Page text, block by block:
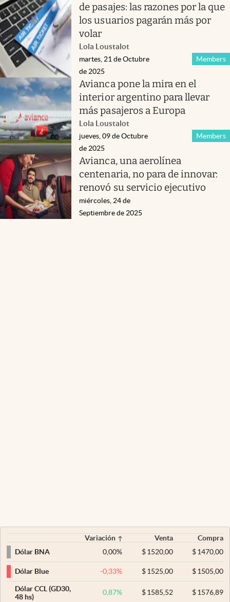
de pasajes: las razones por la que
los usuarios pagarán más por
volar
Lola Loustalot
Members
martes, 21 de Octubre
de 2025
Avianca pone la mira en el
interior argentino para llevar
más pasajeros a Europa
Lola Loustalot
Members
jueves, 09 de Octubre
de 2025
Avianca, una aerolínea
centenaria, no para de innovar:
renovó su servicio ejecutivo
miércoles, 24 de
Septiembre de 2025
Variación Venta
Compra
Dólar BNA
0,00% $ 1520,00 $1470,00
Dólar Blue -0,33% $ 1525,00 $1505,00
Dólar CCL (GD30,
48 hs)
0,87% $ 1585,52 $1576,89